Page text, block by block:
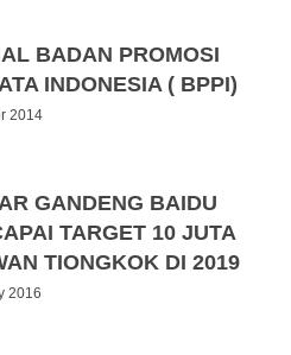
BADAN PROMOSI
INDONESIA ( BPPI)
2014
GANDENG BAIDU
TARGET 10 JUTA
TIONGKOK DI 2019
2016